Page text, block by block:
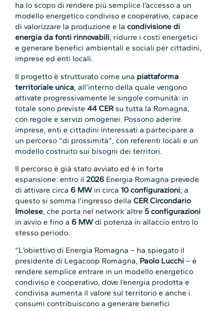
ha lo scopo di rendere più semplice l’accesso a un
modello energetico condiviso e cooperativo, capace
di valorizzare la produzione e lacondivisione di
energia da fonti rinnovabili, ridurre i costi energetici
e generare benefici ambientali e sociali per cittadini,
imprese ed enti locali.
Il progetto è strutturato come una piattaforma
territoriale unica, all’interno della quale vengono
attivate progressivamente le singole comunità: in
totale sono previste44 CER su tutta la Romagna,
con regole e servizi omogenei. Possono aderire
imprese, enti e cittadini interessati a partecipare a
un percorso “di prossimità”, con referenti locali e un
modello costruito sui bisogni dei territori.
Il percorso è già stato avviato ed è in forte
espansione: entro il2026 Energia Romagna prevede
di attivare circa6 MWin circa10 configurazioni; a
questo si somma l’ingresso dellaCER Circondario
Imolese, che porta nel network altre 5 configurazioni
in avvio e fino a6 MWdi potenza in allaccio entro lo
stesso periodo.
“L’obiettivo di Energia Romagna – ha spiegato il
presidente di Legacoop Romagna, Paolo Lucchi – è
rendere semplice entrare in un modello energetico
condiviso e cooperativo, dove l’energia prodotta e
condivisa aumenta il valore sul territorio e anche i
consumi contribuiscono a generare benefici